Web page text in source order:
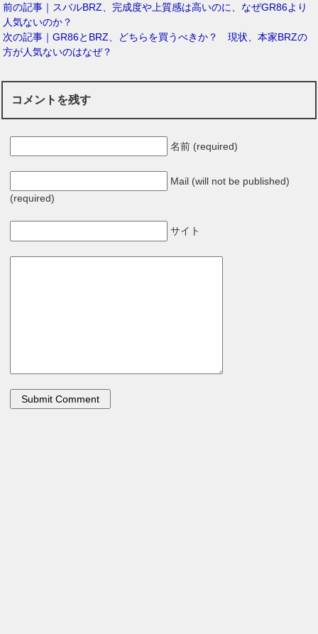
前の記事｜スバルBRZ、完成度や上質感は高いのに、なぜGR86より
人気ないのか？
次の記事｜GR86とBRZ、どちらを買うべきか？ 現状、本家BRZの
方が人気ないのはなぜ？
コメントを残す
名前 (required)
Mail (will not be published)
(required)
サイト